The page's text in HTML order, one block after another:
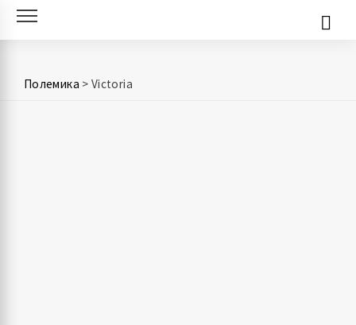
Skip
Полемика > Victoria